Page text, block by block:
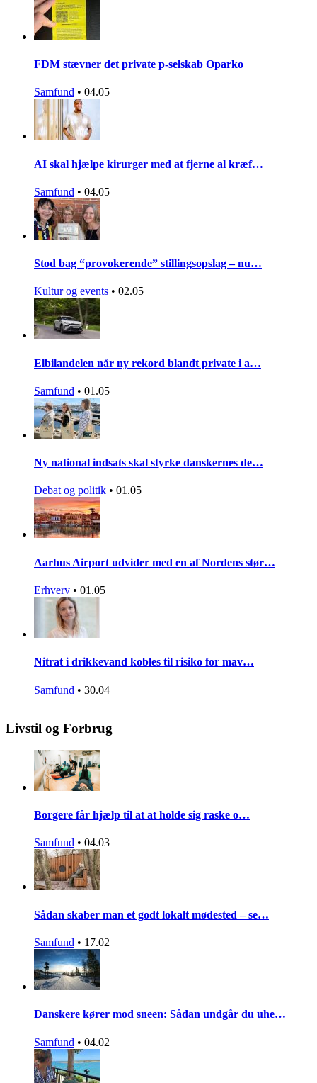
FDM stævner det private p-selskab Oparko
Samfund • 04.05
AI skal hjælpe kirurger med at fjerne al kræf…
Samfund • 04.05
Stod bag “provokerende” stillingsopslag – nu…
Kultur og events • 02.05
Elbilandelen når ny rekord blandt private i a…
Samfund • 01.05
Ny national indsats skal styrke danskernes de…
Debat og politik • 01.05
Aarhus Airport udvider med en af Nordens stør…
Erhverv • 01.05
Nitrat i drikkevand kobles til risiko for mav…
Samfund • 30.04
Livstil og Forbrug
Borgere får hjælp til at at holde sig raske o…
Samfund • 04.03
Sådan skaber man et godt lokalt mødested – se…
Samfund • 17.02
Danskere kører mod sneen: Sådan undgår du uhe…
Samfund • 04.02